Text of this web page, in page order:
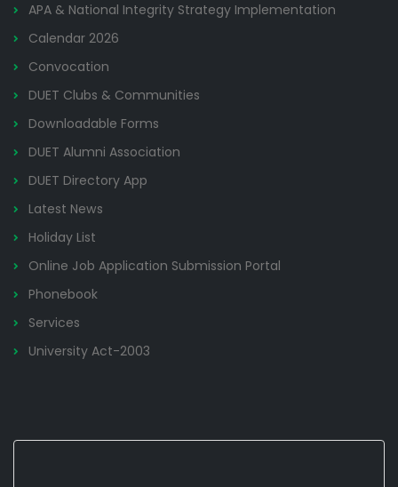
APA & National Integrity Strategy Implementation
Calendar 2026
Convocation
DUET Clubs & Communities
Downloadable Forms
DUET Alumni Association
DUET Directory App
Latest News
Holiday List
Online Job Application Submission Portal
Phonebook
Services
University Act-2003